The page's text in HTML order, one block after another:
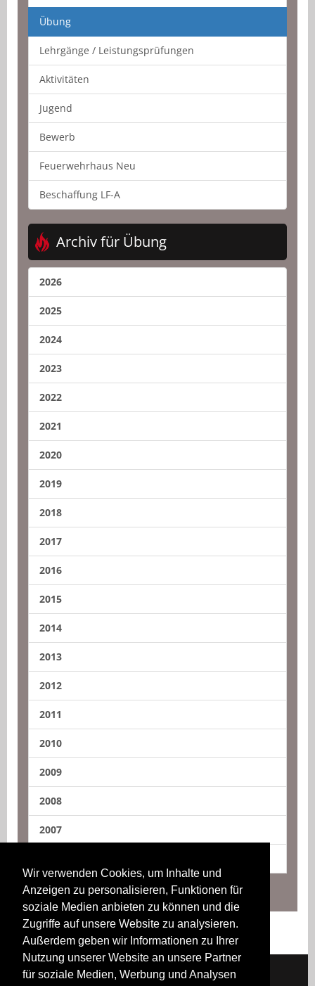
Wir verwenden Cookies, um Inhalte und
Anzeigen zu personalisieren, Funktionen für
soziale Medien anbieten zu können und die
Zugriffe auf unsere Website zu analysieren.
Außerdem geben wir Informationen zu Ihrer
Nutzung unserer Website an unsere Partner
für soziale Medien, Werbung und Analysen
Übung
Lehrgänge / Leistungsprüfungen
Aktivitäten
Jugend
Bewerb
Feuerwehrhaus Neu
Beschaffung LF-A
Archiv für Übung
2026
2025
2024
2023
2022
2021
2020
2019
2018
2017
2016
2015
2014
2013
2012
2011
2010
2009
2008
2007